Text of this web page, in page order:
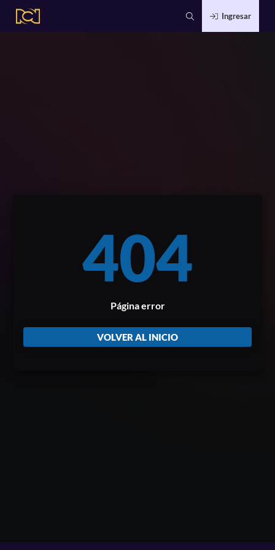
Ingresar
404
Página error
VOLVER AL INICIO